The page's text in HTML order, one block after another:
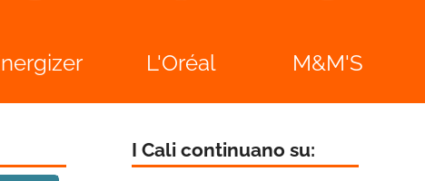
L'Oréal M&M'S
I Cali continuano su: